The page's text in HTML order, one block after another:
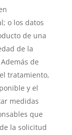
o los datos
de una
de la
de
tratamiento,
y el
medidas
que
la solicitud